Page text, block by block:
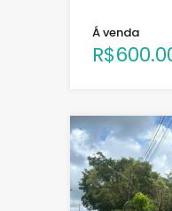
Á venda